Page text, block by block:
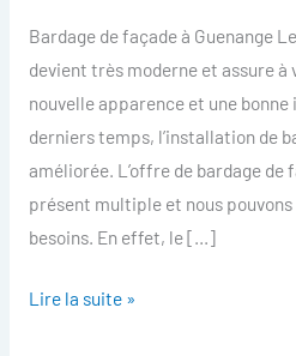
Bardage de façade à Guenange
devient très moderne et assure
nouvelle apparence et une
derniers temps, l’installation de
améliorée. L’offre de bardage de
présent multiple et nous
besoins. En effet, le […]
Guenange
Lire la suite »